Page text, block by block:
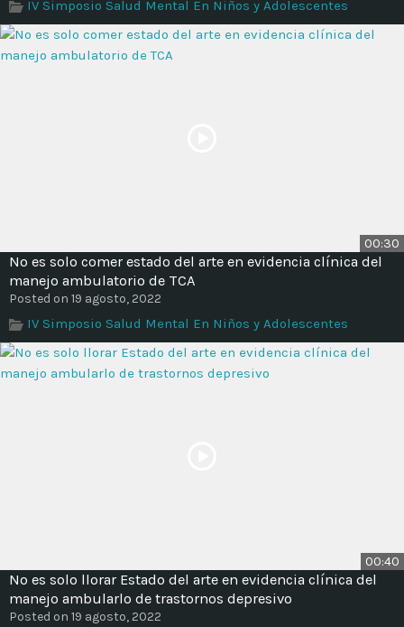
IV Simposio Salud Mental En Niños y Adolescentes
00:30
No es solo comer estado del arte en evidencia clínica del
manejo ambulatorio de TCA
Posted on 19 agosto, 2022
IV Simposio Salud Mental En Niños y Adolescentes
00:40
No es solo llorar Estado del arte en evidencia clínica del
manejo ambularlo de trastornos depresivo
Posted on 19 agosto, 2022